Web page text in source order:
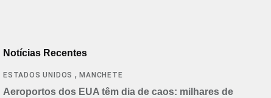
Notícias Recentes
ESTADOS UNIDOS ,MANCHETE
Aeroportos dos EUA têm dia de caos: milhares de